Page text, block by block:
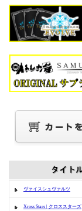
ヴァイスシュヴァルツ
Xross Stars | クロススターズ